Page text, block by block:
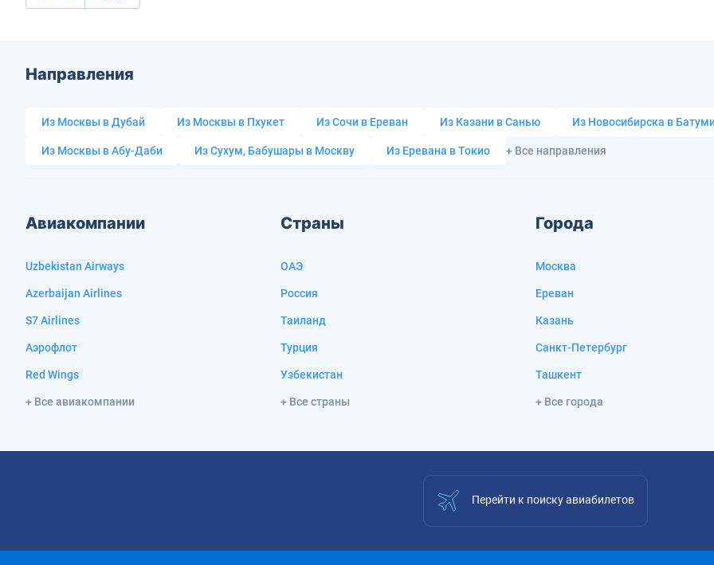
Направления
Из Москвы в Дубай Из Москвы в Пхукет Из Сочи в Ереван Из Казани в Санью Из Новосибирска в
Из Москвы в Абу-Даби Из Сухум, Бабушары в Москву Из Еревана в Токио + Все направления
Авиакомпании
Uzbekistan Airways
Azerbaijan Airlines
S7 Airlines
Аэрофлот
Red Wings
+ Все авиакомпании
Страны
ОАЭ
Россия
Таиланд
Турция
Узбекистан
+ Все страны
Города
Москва
Ереван
Казань
Санкт-Петербург
Ташкент
+ Все города
Перейти к поиску авиабилетов